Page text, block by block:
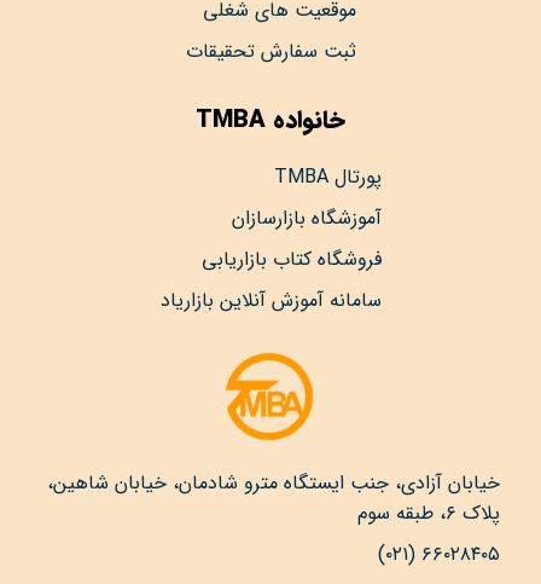
موقعیت های شغلی
ثبت سفارش تحقیقات
خانواده TMBA
پورتال TMBA
آموزشگاه بازارسازان
فروشگاه کتاب بازاریابی
سامانه آموزش آنلاین بازاریاد
خیابان آزادی، جنب ایستگاه مترو شادمان، خیابان شاهین،
پلاک ۶، طبقه سوم
۶۶۰۲۸۴۰۵ (۰۲۱)